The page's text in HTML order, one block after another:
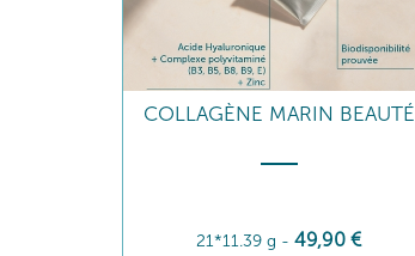
COLLAGÈNE MARIN BEAUTÉ
21*11.39 g -49,90 €